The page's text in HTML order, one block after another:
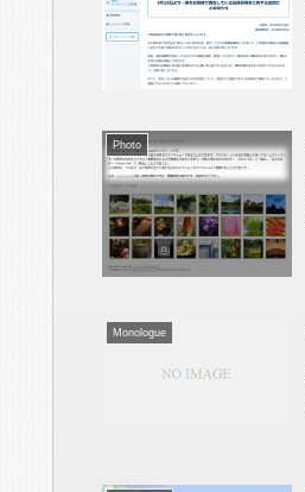
Photo
Monologue